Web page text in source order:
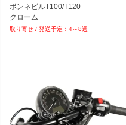
ボンネビルT100/T120
クローム
4～8週